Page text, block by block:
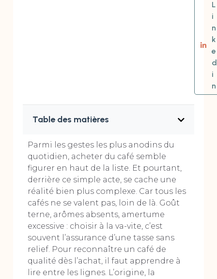
L
i
n
k
e
d
i
n
Table des matières
Parmi les gestes les plus anodins du
quotidien, acheter du café semble
figurer en haut de la liste. Et pourtant,
derrière ce simple acte, se cache une
réalité bien plus complexe. Car tous les
cafés ne se valent pas, loin de là. Goût
terne, arômes absents, amertume
excessive : choisir à la va-vite, c’est
souvent l’assurance d’une tasse sans
relief. Pour reconnaître un café de
qualité dès l’achat, il faut apprendre à
lire entre les lignes. L’origine, la